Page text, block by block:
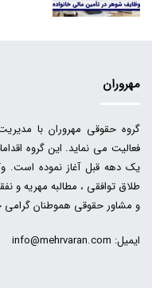
مهروران
گروه حقوقی مهروران با
فعالیت می نماید. این گروه
یک دهه قبل آغاز نموده است.
طلاق توافقی ، مطالبه مهریه و
و مشاور حقوقی هموطنان گرامی
ایمیل: info@mehrvaran.com